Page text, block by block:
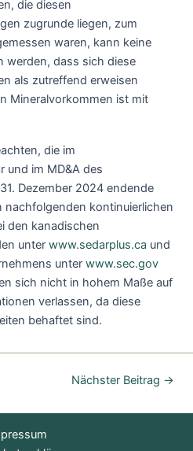
die diesen
zugrunde liegen, zum
waren, kann keine
werden, dass sich diese
als zutreffend erweisen
Mineralvorkommen ist mit
die im
und im MD&A des
Dezember 2024 endende
nachfolgenden kontinuierlichen
den kanadischen
unter www.sedarplus.ca und
unter www.sec.gov
sich nicht in hohem Maße auf
verlassen, da diese
behaftet sind.
Nächster Beitrag →